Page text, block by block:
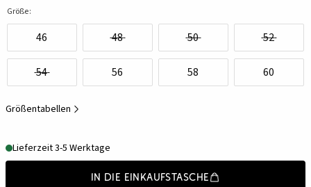
Größe:
46 48 50 52
54 56 58 60
Größentabellen
Lieferzeit 3-5 Werktage
In die Einkaufstasche